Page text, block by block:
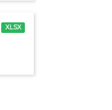
XLSX